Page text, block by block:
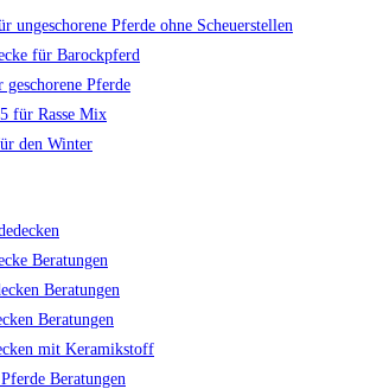
ungeschorene Pferde ohne Scheuerstellen
für Barockpferd
Pferde
für Rasse Mix
den Winter
Beratungen
Beratungen
Beratungen
mit Keramikstoff
Beratungen